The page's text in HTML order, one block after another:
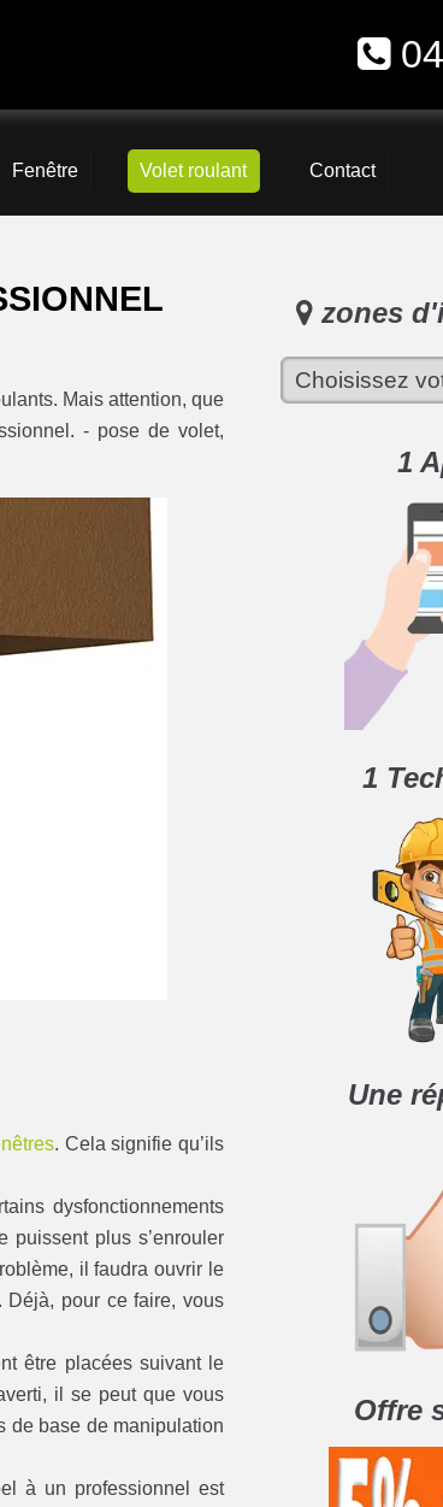
Fenêtre Volet roulant Contact
Mais attention, que
- pose de volet,
. Cela signifie qu’ils
dysfonctionnements
puissent plus s’enrouler
il faudra ouvrir le
Déjà, pour ce faire, vous
être placées suivant le
il se peut que vous
de base de manipulation
à un professionnel est
zones
1
1
Une
Offre